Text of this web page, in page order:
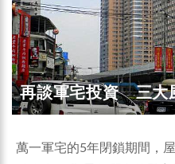
再談軍宅投資 三大
萬一軍宅的5年閉鎖期間，